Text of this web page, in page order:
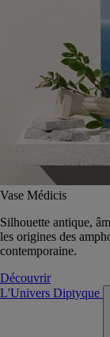
Vase Médicis
Silhouette antique,
les origines des
contemporaine.
Découvrir
L'Univers Diptyque